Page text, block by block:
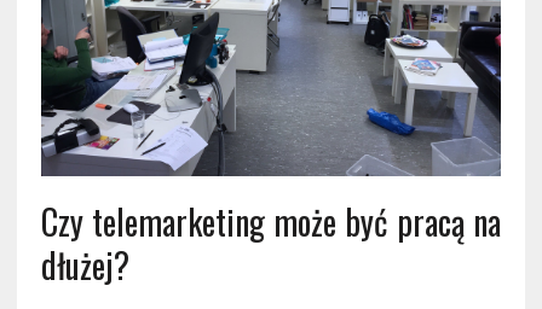
Czy telemarketing może być pracą na
dłużej?